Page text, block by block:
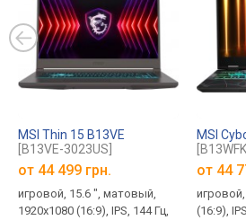
MSI Thin 15 B13VE
[B13VE-3023US]
от 44 499 грн.
игровой, 15.6 ", матовый,
1920x1080 (16:9), IPS, 144 Гц,
MSI
от 44
(16:9),